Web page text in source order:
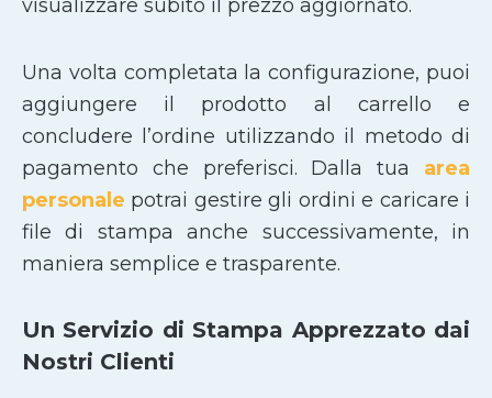
visualizzare subito il prezzo aggiornato.
Una volta completata la configurazione, puoi
aggiungere il prodotto al carrello e
concludere l’ordine utilizzando il metodo di
pagamento che preferisci. Dalla tua area
personale potrai gestire gli ordini e caricare i
file di stampa anche successivamente, in
maniera semplice e trasparente.
Un Servizio di Stampa Apprezzato dai
Nostri Clienti